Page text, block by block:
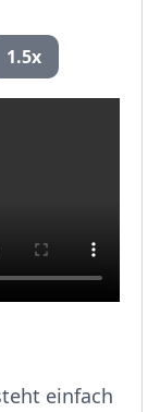
1.5x
einfach